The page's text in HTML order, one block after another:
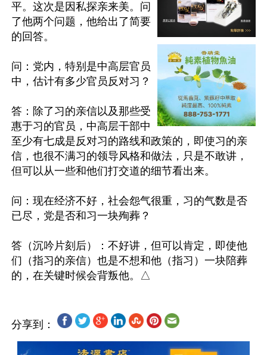
平。这次是因私探亲来美。问
了他两个问题，他给出了简要
的回答。
问：党内，特别是中高层官员
中，估计有多少官员反对习？
答：除了习的亲信以及那些受
惠于习的官员，中高层干部中
至少有七成是反对习的路线和政策的，即使习的亲
信，也很不满习的领导风格和做法，只是不敢讲，
但可以从一些和他们打交道的细节看出来。
问：现在经济不好，社会怨气很重，习的气数是否
已尽，党是否和习一块殉葬？
答（沉吟片刻后）：不好讲，但可以肯定，即使他
们（指习的亲信）也是不想和他（指习）一块陪葬
分享到：